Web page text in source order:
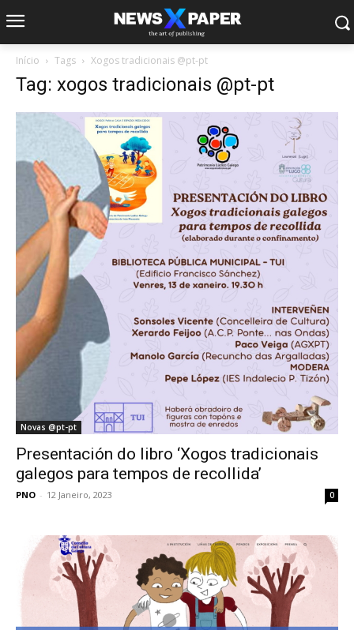
Início Tags Xogos tradicionais @pt-pt
Tag: xogos tradicionais @pt-pt
Novas @pt-pt
Presentación do libro ‘Xogos tradicionais
galegos para tempos de recollida’
PNO - 12 Janeiro, 2023 0